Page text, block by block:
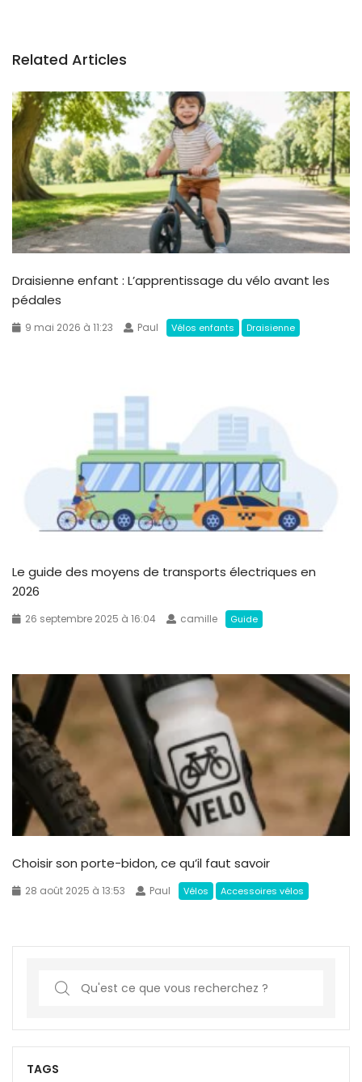
Related Articles
Draisienne enfant : L’apprentissage du vélo avant les
pédales
9 mai 2026 à 11:23 Paul Vélos enfants Draisienne
Le guide des moyens de transports électriques en
2026
26 septembre 2025 à 16:04 camille Guide
Choisir son porte-bidon, ce qu’il faut savoir
28 août 2025 à 13:53 Paul Vélos Accessoires vélos
r
c
TAGS